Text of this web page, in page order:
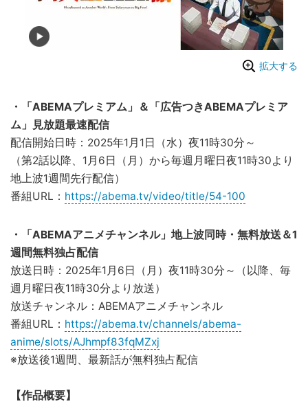
拡大する
・「ABEMAプレミアム」＆「広告つきABEMAプレミア
ム」見放題最速配信
配信開始日時：2025年1月1日（水）夜11時30分～
（第2話以降、1月6日（月）から毎週月曜日夜11時30より
地上波1週間先行配信）
番組URL： https://abema.tv/video/title/54-100
・「ABEMAアニメチャンネル」地上波同時・無料放送＆1
週間無料独占配信
放送日時：2025年1月6日（月）夜11時30分～（以降、毎
週月曜日夜11時30分より放送）
放送チャンネル：ABEMAアニメチャンネル
番組URL： https://abema.tv/channels/abema-
anime/slots/AJhmpf83fqMZxj
※放送後1週間、最新話が無料独占配信
【作品概要】